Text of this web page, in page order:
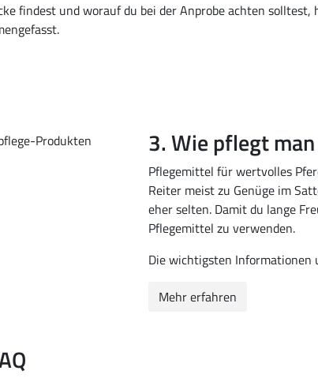
findest und worauf du bei der Anprobe achten solltest,
3. Wie pflegt
Pflegemittel für wertvolles
Reiter meist zu Genüge im
eher selten. Damit du lange
Pflegemittel zu verwenden.
Die wichtigsten Informationen
Mehr erfahren